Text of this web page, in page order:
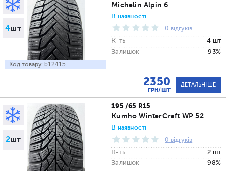
4шт
Код товару: b12415
Michelin Alpin 6
В наявності
0 відгуків
К-ть
4 шт
Залишок
93%
2350
ГРН/ШТ
ДЕТАЛЬНІШЕ
2шт
195 /65 R15
Kumho WinterCraft WP 52
В наявності
0 відгуків
К-ть
2 шт
Залишок
98%